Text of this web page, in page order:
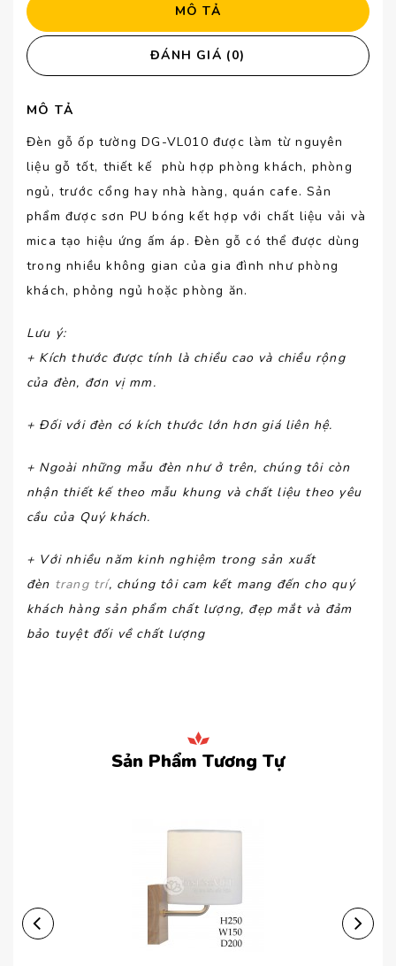
MÔ TẢ
ĐÁNH GIÁ (0)
MÔ TẢ
Đèn gỗ ốp tường DG-VL010 được làm từ nguyên
liệu gỗ tốt, thiết kế phù hợp phòng khách, phòng
ngủ, trước cổng hay nhà hàng, quán cafe. Sản
phẩm được sơn PU bóng kết hợp với chất liệu vải và
mica tạo hiệu ứng ấm áp. Đèn gỗ có thể được dùng
trong nhiều không gian của gia đình như phòng
khách, phỏng ngủ hoặc phòng ăn.
Lưu ý:
+ Kích thước được tính là chiều cao và chiều rộng
của đèn, đơn vị mm.
+ Đối với đèn có kích thước lớn hơn giá liên hệ.
+ Ngoài những mẫu đèn như ở trên, chúng tôi còn
nhận thiết kế theo mẫu khung và chất liệu theo yêu
cầu của Quý khách.
+ Với nhiều năm kinh nghiệm trong sản xuất
đèn trang trí, chúng tôi cam kết mang đến cho quý
khách hàng sản phẩm chất lượng, đẹp mắt và đảm
bảo tuyệt đối về chất lượng
Sản Phẩm Tương Tự